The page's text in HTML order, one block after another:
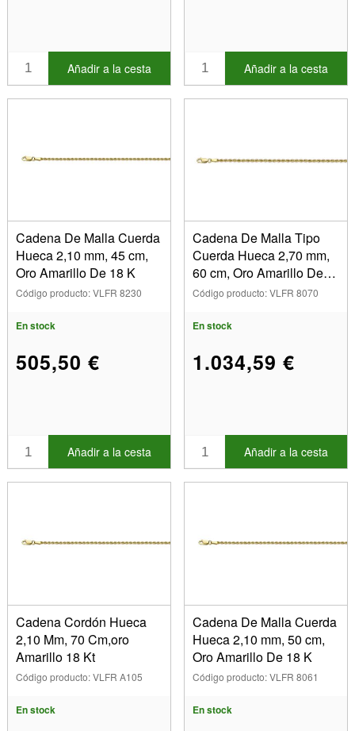
Añadir a la cesta Añadir a la cesta
Cadena De Malla Cuerda
Hueca 2,10 mm, 45 cm,
Oro Amarillo De 18 K
Código producto: VLFR 8230
En stock
505,50 €
Añadir a la cesta
Cadena De Malla Tipo
Cuerda Hueca 2,70 mm,
60 cm, Oro Amarillo De
18 K
Código producto: VLFR 8070
En stock
1.034,59 €
Añadir a la cesta
Cadena Cordón Hueca
2,10 Mm, 70 Cm,oro
Amarillo 18 Kt
Código producto: VLFR A105
En stock
Cadena De Malla Cuerda
Hueca 2,10 mm, 50 cm,
Oro Amarillo De 18 K
Código producto: VLFR 8061
En stock